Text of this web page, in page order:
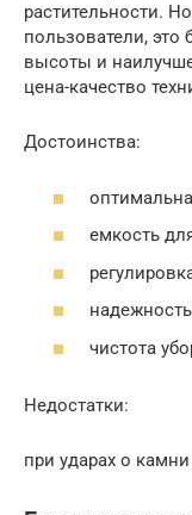
растительности.
пользователи, это
высоты и
цена-качество
Достоинства:
емкость
чистота
Недостатки:
при ударах о